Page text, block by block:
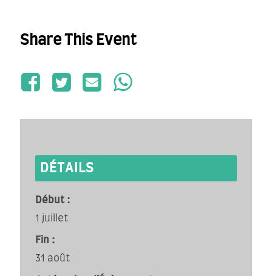
Share This Event
DÉTAILS
Début :
1 juillet
Fin :
31 août